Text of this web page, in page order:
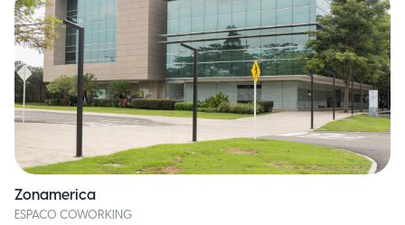
Zonamerica
ESPACO COWORKING